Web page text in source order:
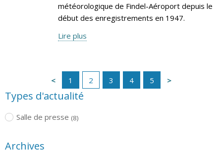
météorologique de Findel-Aéroport depuis le
début des enregistrements en 1947.
Lire plus
1 2 3 4 5
Types d'actualité
Salle de presse (8)
Archives